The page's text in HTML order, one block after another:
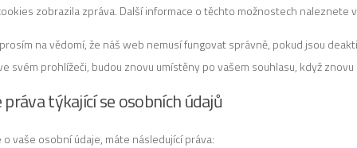
zobrazila zpráva. Další informace o těchto možnostech naleznete
na vědomí, že náš web nemusí fungovat správně, pokud jsou
svém prohlížeči, budou znovu umístěny po vašem souhlasu, když
práva týkající se osobních údajů
o vaše osobní údaje, máte následující práva: